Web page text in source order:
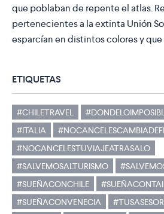
que poblaban de repente el atlas.
pertenecientes a la extinta Unión
esparcían en distintos colores y
ETIQUETAS
#CHILETRAVEL
#ITALIA
#NOCANCELESTUVIAJEATRASALO
#SALVEMOSALTURISMO
#SUEÑACONCHILE
#SUEÑACONVENECIA